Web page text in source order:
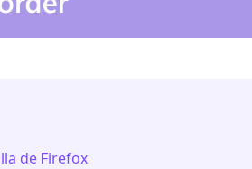
de Firefox